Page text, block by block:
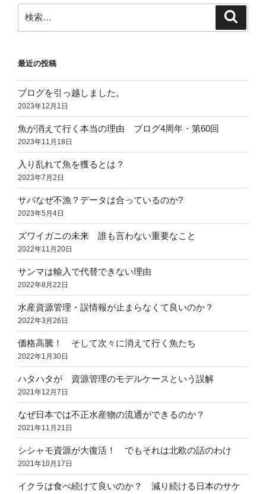
検
索:
最近の投稿
ブログを引っ越しました。
2023年12月1日
魚が消えて行く本当の理由 ブログ4周年・第60回
2023年11月18日
入り乱れて魚を獲るとは？
2023年7月2日
サバなぜ不漁？データは合っているのか?
2023年5月4日
ズワイガニの未来 誰も言わない重要なこと
2022年11月20日
サンマは輸入で代替できない理由
2022年8月22日
水産資源管理・誤情報が止まらなくて良いのか？
2022年3月26日
価格高騰！ そして次々に消えて行く魚たち
2022年1月30日
ハタハタが 資源管理のモデルケースという誤解
2021年12月7日
なぜ日本では不正水産物の流通ができるのか？
2021年11月21日
シシャモ資源が大復活！ でもそれは北欧の話のわけ
2021年10月17日
イクラは食べ続けて良いのか？ 減り続ける日本のサケ